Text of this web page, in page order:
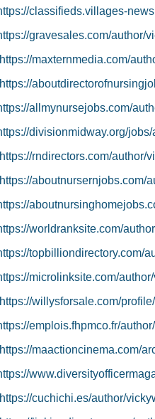
classifieds.villages-
gravesales.com/author/
https://maxternmedia.com/
https://
allmynursejobs.com/
divisionmidway.org/
https://rndirectors.com/author/
https://aboutnursernjobs.com/
worldranksite.com/
topbilliondirectory.com/
microlinksite.com/
https://willysforsale.com/
emplois.fhpmco.fr/
https://maactioncinema.com/
https://cuchichi.es/author/